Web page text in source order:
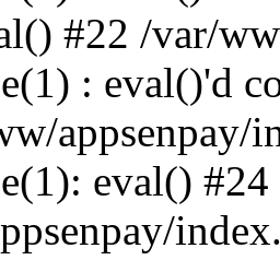
#22 /var/
: eval()'d
appsenpay/
eval() #24